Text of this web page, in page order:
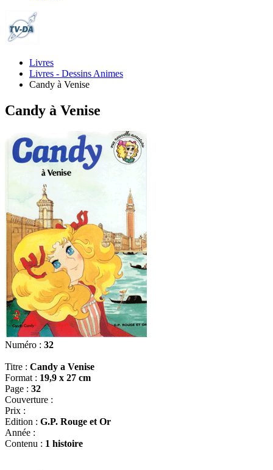
Livres
Livres - Dessins Animes
Candy à Venise
Candy à Venise
Numéro : 32
Titre : Candy a Venise
Format : 19,9 x 27 cm
Page : 32
Couverture :
Prix :
Edition : G.P. Rouge et Or
Année :
Contenu : 1 histoire